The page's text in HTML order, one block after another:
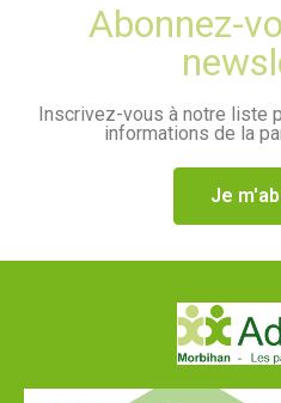
Abonnez-
Inscrivez-vous à notre liste
informations de la
Je